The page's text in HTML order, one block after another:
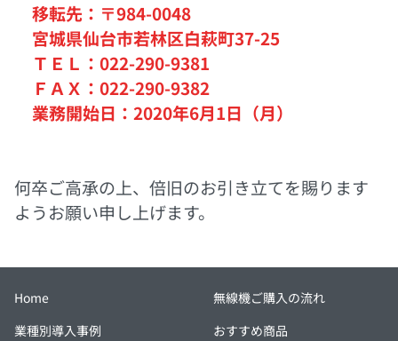
移転先：〒984-0048
宮城県仙台市若林区白萩町37-25
ＴＥＬ：022-290-9381
ＦＡＸ：022-290-9382
業務開始日：2020年6月1日（月）
何卒ご高承の上、倍旧のお引き立てを賜ります
ようお願い申し上げます。
Home
無線機ご購入の流れ
業種別導入事例
おすすめ商品